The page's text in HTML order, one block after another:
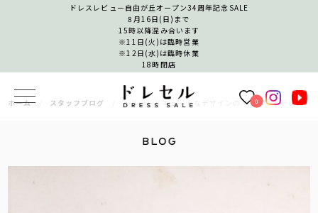
ドレスレビュー自由が丘オープン34周年記念SALE
8月16日(日)まで
15時以降混み合います
※11日(火)は臨時営業
※12日(水)は臨時休業
18時閉店
0
ホーム スタッフブログ ヘルシー×キュートなデザインのインポートドレス